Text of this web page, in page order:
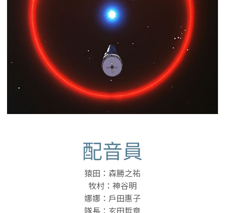
配音員
猿田：森勝之祐
牧村：神谷明
娜娜：戶田惠子
隊長：玄田哲章